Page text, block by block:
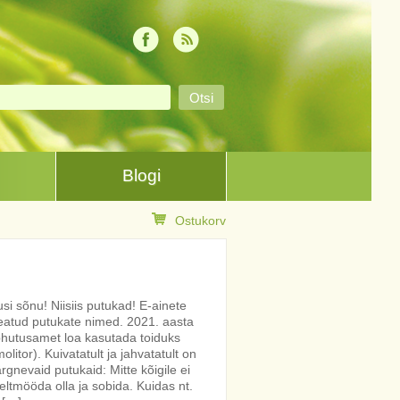
Blogi
Ostukorv
sõnu! Niisiis putukad! E-ainete
putukate nimed. 2021. aasta
loa kasutada toiduks
Kuivatatult ja jahvatatult on
putukaid: Mitte kõigile ei
olla ja sobida. Kuidas nt.